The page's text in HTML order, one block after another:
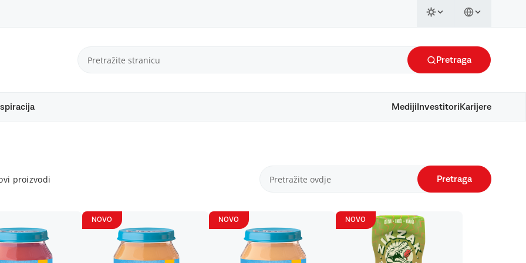
Pretraga
Mediji Investitori Karijere
proizvodi Pretraga
NOVO NOVO NOVO